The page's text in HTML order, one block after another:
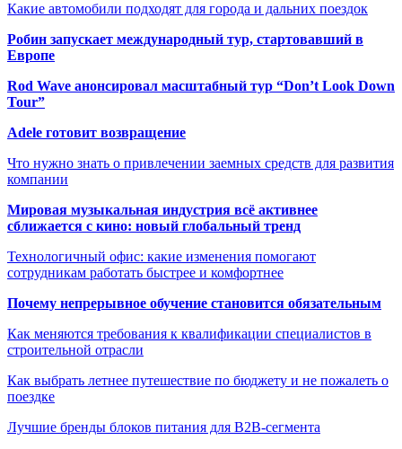
Какие автомобили подходят для города и дальних поездок
Робин запускает международный тур, стартовавший в
Европе
Rod Wave анонсировал масштабный тур “Don’t Look Down
Tour”
Adele готовит возвращение
Что нужно знать о привлечении заемных средств для развития
компании
Мировая музыкальная индустрия всё активнее
сближается с кино: новый глобальный тренд
Технологичный офис: какие изменения помогают
сотрудникам работать быстрее и комфортнее
Почему непрерывное обучение становится обязательным
Как меняются требования к квалификации специалистов в
строительной отрасли
Как выбрать летнее путешествие по бюджету и не пожалеть о
поездке
Лучшие бренды блоков питания для B2B-сегмента